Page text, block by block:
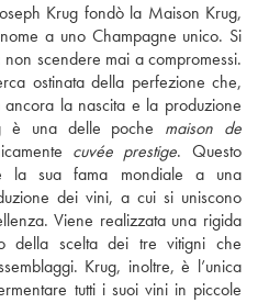
Krug fondò la Maison Krug,
a uno Champagne unico. Si
scendere mai a compromessi.
ostinata della perfezione che,
la nascita e la produzione
è una delle poche maison de
cuvée prestige. Questo
la sua fama mondiale a una
dei vini, a cui si uniscono
Viene realizzata una rigida
della scelta dei tre vitigni che
Krug, inoltre, è l’unica
tutti i suoi vini in piccole